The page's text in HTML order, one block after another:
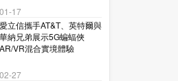
01-17
愛立信攜手AT&T、英特爾與
華納兄弟展示5G蝙蝠俠
AR/VR混合實境體驗
02-27